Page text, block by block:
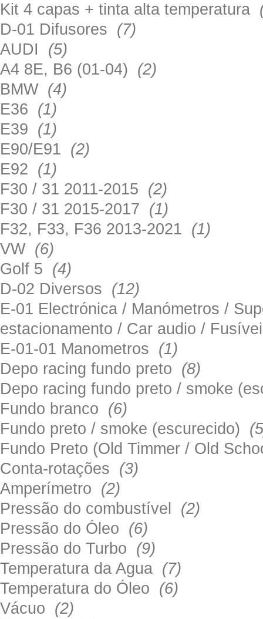
Kit 4 capas + tinta alta temperatura
D-01 Difusores (7)
AUDI (5)
A4 8E, B6 (01-04) (2)
BMW (4)
E36 (1)
E39 (1)
E90/E91 (2)
E92 (1)
F30 / 31 2011-2015 (2)
F30 / 31 2015-2017 (1)
F32, F33, F36 2013-2021 (1)
VW (6)
Golf 5 (4)
D-02 Diversos (12)
E-01 Electrónica / Manómetros /
estacionamento / Car audio /
E-01-01 Manometros (1)
Depo racing fundo preto (8)
Depo racing fundo preto / smoke
Fundo branco (6)
Fundo preto / smoke (escurecido)
Fundo Preto (Old Timmer / Old
Conta-rotações (3)
Amperímetro (2)
Pressão do combustível (2)
Pressão do Óleo (6)
Pressão do Turbo (9)
Temperatura da Agua (7)
Temperatura do Óleo (6)
Vácuo (2)